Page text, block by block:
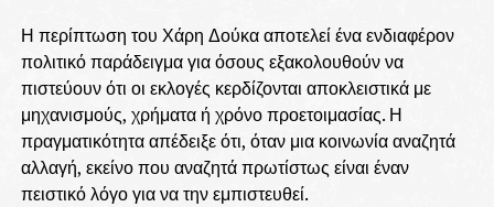
Η περίπτωση του Χάρη Δούκα αποτελεί ένα ενδιαφέρον
πολιτικό παράδειγμα για όσους εξακολουθούν να
πιστεύουν ότι οι εκλογές κερδίζονται αποκλειστικά με
μηχανισμούς, χρήματα ή χρόνο προετοιμασίας. Η
πραγματικότητα απέδειξε ότι, όταν μια κοινωνία αναζητά
αλλαγή, εκείνο που αναζητά πρωτίστως είναι έναν
πειστικό λόγο για να την εμπιστευθεί.